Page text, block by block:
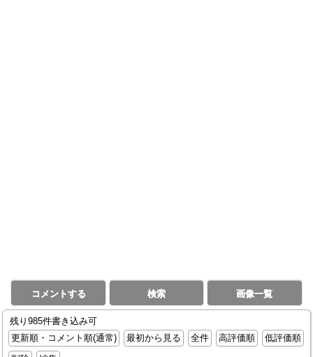
コメントする 検索 画像一覧
残り985件書き込み可
更新順・コメント順(通常)
最初から見る 全件 高評価順
低評価順